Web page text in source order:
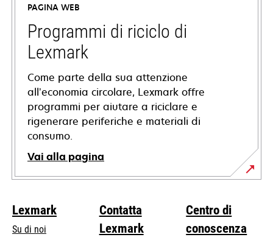
una
nuova
scheda
PAGINA WEB
Programmi di riciclo di
Lexmark
Come parte della sua attenzione
all’economia circolare, Lexmark offre
programmi per aiutare a riciclare e
rigenerare periferiche e materiali di
consumo.
Vai alla pagina
Lexmark
Su di noi
Contatta
Lexmark
Centro di
conoscenza